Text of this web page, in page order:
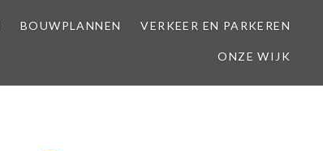
BOUWPLANNEN VERKEER EN PARKEREN
ONZE WIJK